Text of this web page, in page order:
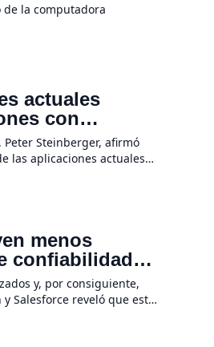
la computadora
actuales
con
Peter Steinberger, afirmó
las aplicaciones actuales
menos
confiabilidad
y, por consiguiente,
Salesforce reveló que estas